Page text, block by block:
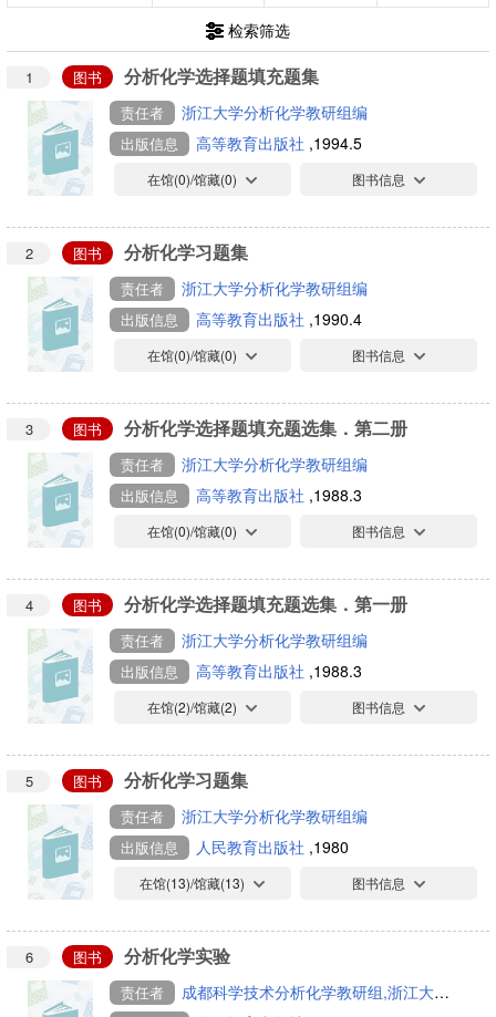
检索筛选
1 图书 分析化学选择题填充题集
责任者 浙江大学分析化学教研组编
出版信息 高等教育出版社 ,1994.5
在馆(0)/馆藏(0) 图书信息
2 图书 分析化学习题集
责任者 浙江大学分析化学教研组编
出版信息 高等教育出版社 ,1990.4
在馆(0)/馆藏(0) 图书信息
3 图书 分析化学选择题填充题选集．第二册
责任者 浙江大学分析化学教研组编
出版信息 高等教育出版社 ,1988.3
在馆(0)/馆藏(0) 图书信息
4 图书 分析化学选择题填充题选集．第一册
责任者 浙江大学分析化学教研组编
出版信息 高等教育出版社 ,1988.3
在馆(2)/馆藏(2) 图书信息
5 图书 分析化学习题集
责任者 浙江大学分析化学教研组编
出版信息 人民教育出版社 ,1980
在馆(13)/馆藏(13) 图书信息
6 图书 分析化学实验
责任者 成都科学技术分析化学教研组,浙江大学分析化学教研组编